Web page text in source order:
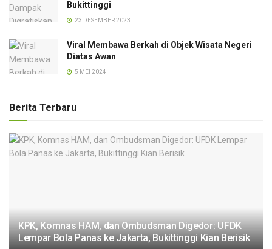
Bukittinggi
23 DESEMBER 2023
Viral Membawa Berkah di Objek Wisata Negeri
Diatas Awan
5 MEI 2024
Berita Terbaru
KPK, Komnas HAM, dan Ombudsman Digedor: UFDK
Lempar Bola Panas ke Jakarta, Bukittinggi Kian Berisik